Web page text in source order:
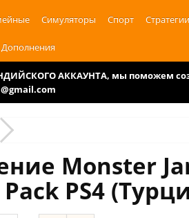
Симуляторы Спорт Стратегии
Дополнения
АККАУНТА, мы поможем
@gmail.com
Monster
PS4